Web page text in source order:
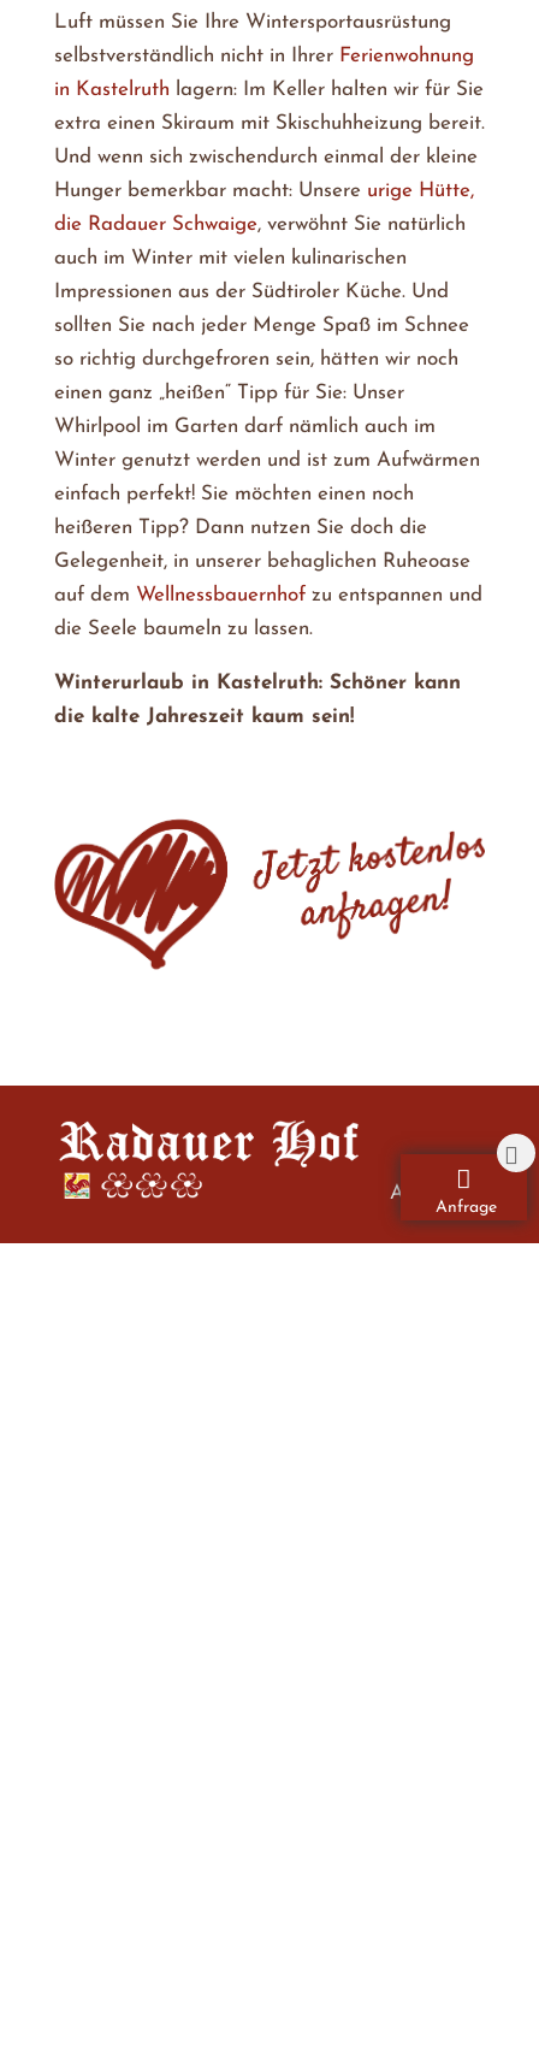
Anfrage
Luft müssen Sie Ihre Wintersportausrüstung
selbstverständlich nicht in Ihrer Ferienwohnung
in Kastelruth lagern: Im Keller halten wir für Sie
extra einen Skiraum mit Skischuhheizung bereit.
Und wenn sich zwischendurch einmal der kleine
Hunger bemerkbar macht: Unsere urige Hütte,
die Radauer Schwaige, verwöhnt Sie natürlich
auch im Winter mit vielen kulinarischen
Impressionen aus der Südtiroler Küche. Und
sollten Sie nach jeder Menge Spaß im Schnee
so richtig durchgefroren sein, hätten wir noch
einen ganz „heißen“ Tipp für Sie: Unser
Whirlpool im Garten darf nämlich auch im
Winter genutzt werden und ist zum Aufwärmen
einfach perfekt! Sie möchten einen noch
heißeren Tipp? Dann nutzen Sie doch die
Gelegenheit, in unserer behaglichen Ruheoase
auf dem Wellnessbauernhof zu entspannen und
die Seele baumeln zu lassen.
Winterurlaub in Kastelruth: Schöner kann
die kalte Jahreszeit kaum sein!
Anfahrt